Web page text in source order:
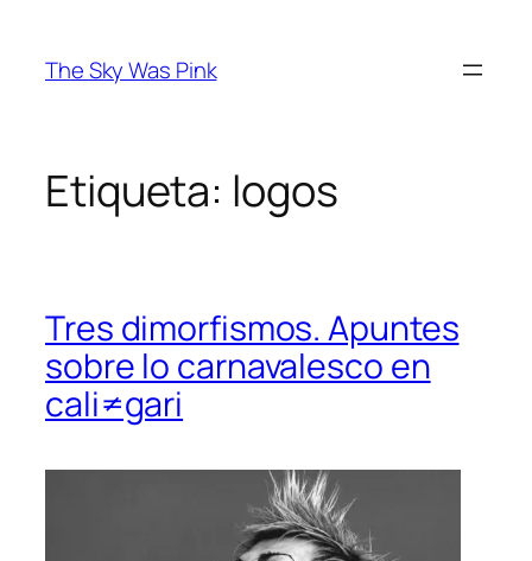
contenido
The Sky Was Pink
Etiqueta: logos
Tres dimorfismos. Apuntes
sobre lo carnavalesco en
cali≠gari